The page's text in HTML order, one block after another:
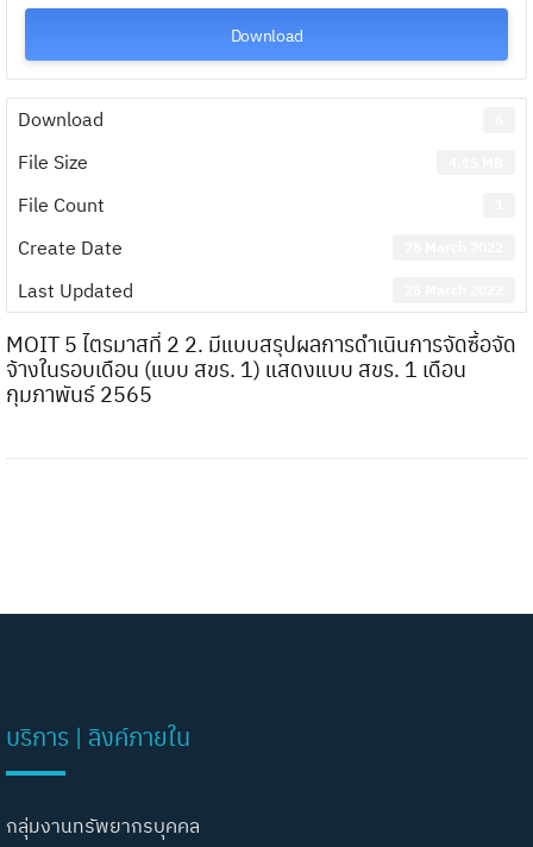
Download
Download
File Size
File Count
Create Date
Last Updated
MOIT 5 ไตรมาสที่ 2 2. มีแบบสรุปผลการดำเนินการจัดซื้อจัด
จ้างในรอบเดือน (แบบ สขร. 1) แสดงแบบ สขร. 1 เดือน
กุมภาพันธ์ 2565
บริการ | ลิงค์ภายใน
กลุ่มงานทรัพยากรบุคคล